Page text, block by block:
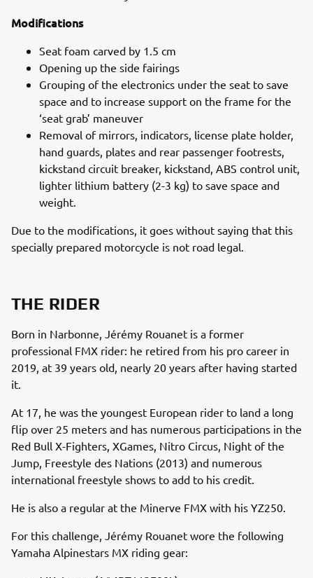
Modifications
Seat foam carved by 1.5 cm
Opening up the side fairings
Grouping of the electronics under the seat to save
space and to increase support on the frame for the
‘seat grab’ maneuver
Removal of mirrors, indicators, license plate holder,
hand guards, plates and rear passenger footrests,
kickstand circuit breaker, kickstand, ABS control unit,
lighter lithium battery (2-3 kg) to save space and
weight.
Due to the modifications, it goes without saying that this
specially prepared motorcycle is not road legal.
THE RIDER
Born in Narbonne, Jérémy Rouanet is a former
professional FMX rider: he retired from his pro career in
2019, at 39 years old, nearly 20​ years after having started
it.
At 17, he was the youngest European rider to land a long
flip over 25 meters and has numerous participations in the
Red Bull X-Fighters, XGames, Nitro Circus, Night of the
Jump, Freestyle des Nations (2013) and numerous
international freestyle shows to add to his credit.
He is also a regular at the Minerve FMX with his YZ250.
For this challenge, Jérémy Rouanet wore the following
Yamaha Alpinestars MX riding gear: